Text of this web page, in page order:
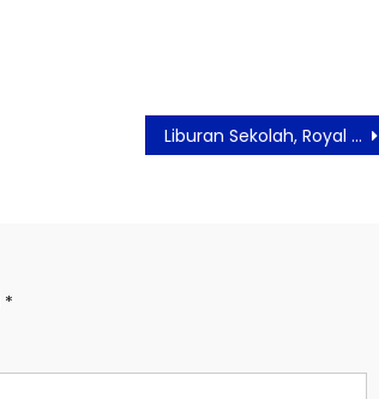
Liburan Sekolah, Royal Safari Garden Siapkan Wahana Bermain Sambil Belajar
*